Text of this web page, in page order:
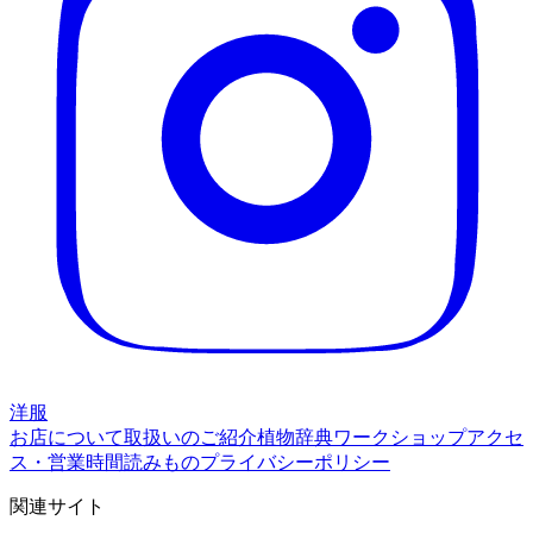
洋服
お店について取扱いのご紹介植物辞典ワークショップアクセ
ス・営業時間読みものプライバシーポリシー
関連サイト